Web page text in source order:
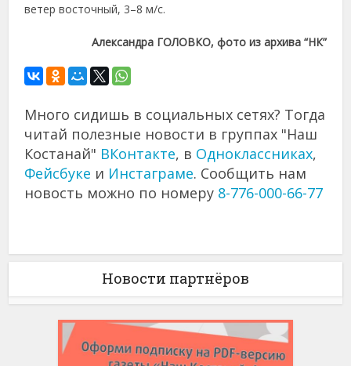
ветер восточный, 3–8 м/с.
Александра ГОЛОВКО, фото из архива “НК”
Много сидишь в социальных сетях? Тогда
читай полезные новости в группах "Наш
Костанай" ВКонтакте, в Одноклассниках,
Фейсбуке и Инстаграме. Сообщить нам
новость можно по номеру 8-776-000-66-77
Новости партнёров